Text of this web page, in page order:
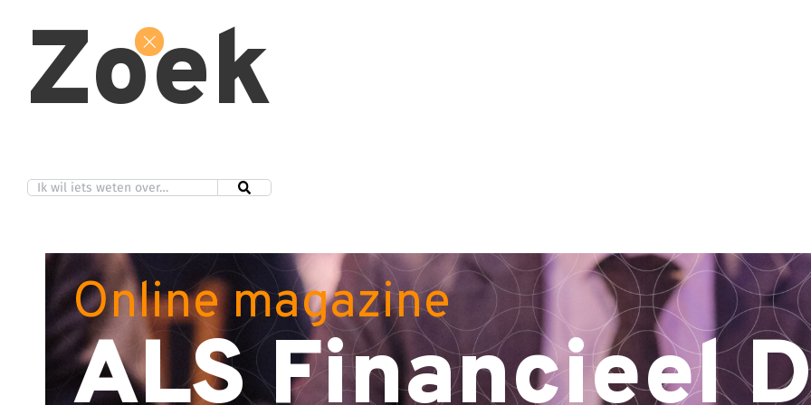
Zoek
Online magazine
ALS Financieel